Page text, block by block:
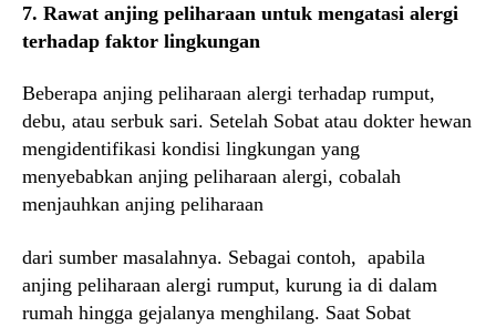
7. Rawat anjing peliharaan untuk mengatasi alergi
terhadap faktor lingkungan
Beberapa anjing peliharaan alergi terhadap rumput,
debu, atau serbuk sari. Setelah Sobat atau dokter hewan
mengidentifikasi kondisi lingkungan yang
menyebabkan anjing peliharaan alergi, cobalah
menjauhkan anjing peliharaan
dari sumber masalahnya. Sebagai contoh, apabila
anjing peliharaan alergi rumput, kurung ia di dalam
rumah hingga gejalanya menghilang. Saat Sobat